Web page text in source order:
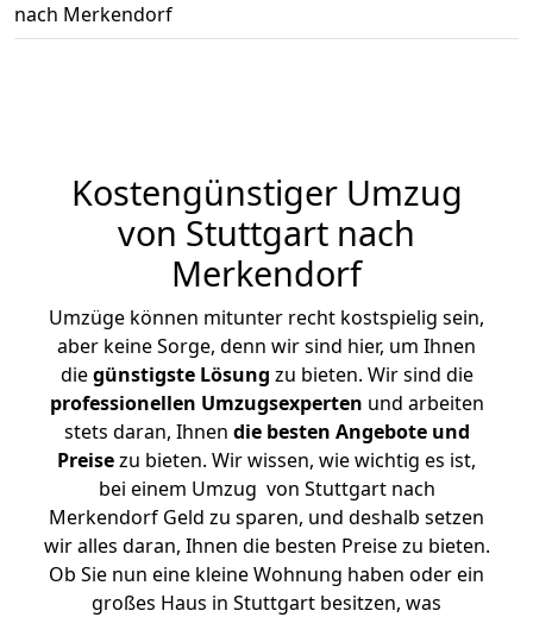
nach Merkendorf
Kostengünstiger Umzug
von Stuttgart nach
Merkendorf
Umzüge können mitunter recht kostspielig sein,
aber keine Sorge, denn wir sind hier, um Ihnen
diegünstigste Lösung zu bieten. Wir sind die
professionellen Umzugsexperten und arbeiten
stets daran, Ihnen die besten Angebote und
Preisezu bieten. Wir wissen, wie wichtig es ist,
bei einem Umzug von Stuttgart nach
Merkendorf Geld zu sparen, und deshalb setzen
wir alles daran, Ihnen die besten Preise zu bieten.
Ob Sie nun eine kleine Wohnung haben oder ein
großes Haus in Stuttgart besitzen, was